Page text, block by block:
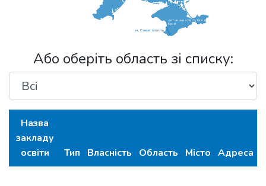
Автономна Республіка
Крим
м. Севастополь
Або оберіть область зі списку:
Назва
закладу
освіти
Тип Власність Область Місто Адреса